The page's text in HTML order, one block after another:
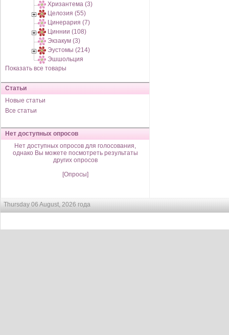
Хризантема (3)
Целозия (55)
Цинерария (7)
Циннии (108)
Экзакум (3)
Эустомы (214)
Эшшольция
Показать все товары
Статьи
Новые статьи
Все статьи
Нет доступных опросов
Нет доступных опросов для голосования,
однако Вы можете посмотреть результаты
других опросов
[Опросы]
Thursday 06 August, 2026 года